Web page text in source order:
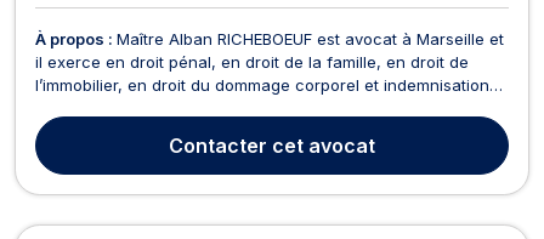
À propos : Maître Alban RICHEBOEUF est avocat à Marseille et
il exerce en droit pénal, en droit de la famille, en droit de
l’immobilier, en droit du dommage corporel et indemnisation
protection sociale. Maître Alban RICHEBOEUF vous assiste en
droit pénal, notamment en dro...
Contacter cet avocat